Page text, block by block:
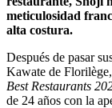
meticulosidad
alta costura.
Después de pasar
Kawate de
Best Restaurants
de 24 años con la